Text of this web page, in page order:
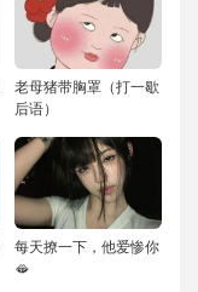
老母猪带胸罩（打一歇
后语）
每天撩一下，他爱惨你
🫦